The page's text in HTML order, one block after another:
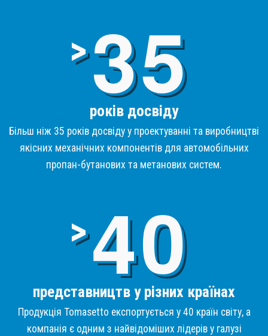
>3
років досвіду
Більш ніж 35 років досвіду у проектуванні та виробництві
якісних механічних компонентів для автомобільних
пропан-бутанових та метанових систем.
>4
представництв у різних країнах
Продукція Tomasetto експортується у 40 країн світу, а
компанія є одним з найвідоміших лідерів у галузі